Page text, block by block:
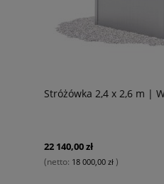
Stróżówka 2,4 x 2,6 m |
22 140,00 zł
(netto: 18 000,00 zł )